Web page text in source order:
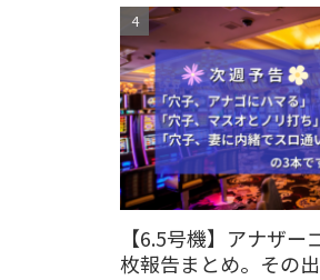
【6.5号機】アナザ
枚報告まとめ。その